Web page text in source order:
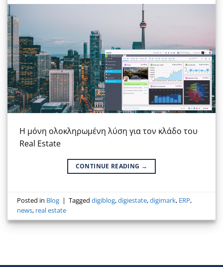
Η μόνη ολοκληρωμένη λύση για τον κλάδο του
Real Estate
CONTINUE READING →
Posted in Blog | Taggeddigiblog,digiestate,digimark, ERP,
news, real estate